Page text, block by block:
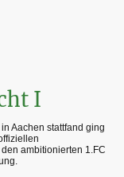
I
Aachen stattfand ging
ambitionierten 1.FC